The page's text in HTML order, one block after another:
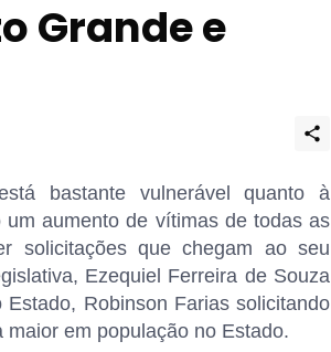
Grande e
bastante vulnerável quanto à
aumento de vítimas de todas as
solicitações que chegam ao seu
Ezequiel Ferreira de Souza
Robinson Farias solicitando
em população no Estado.